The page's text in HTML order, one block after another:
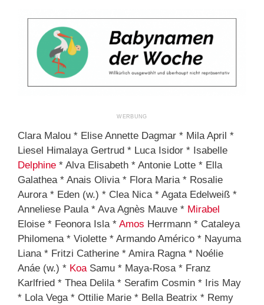
Clara Malou * Elise Annette Dagmar * Mila April *
Liesel Himalaya Gertrud * Luca Isidor * Isabelle
Delphine * Alva Elisabeth * Antonie Lotte * Ella
Galathea * Anais Olivia * Flora Maria * Rosalie
Aurora * Eden (w.) * Clea Nica * Agata Edelweiß *
Anneliese Paula * Ava Agnès Mauve * Mirabel
Eloise * Feonora Isla * Amos Herrmann * Cataleya
Philomena * Violette * Armando Américo * Nayuma
Liana * Fritzi Catherine * Amira Ragna * Noélie
Anáe (w.) * KoaSamu * Maya-Rosa * Franz
Karlfried * Thea Delila * Serafim Cosmin * Iris May
* Lola Vega * Ottilie Marie * Bella Beatrix * Remy